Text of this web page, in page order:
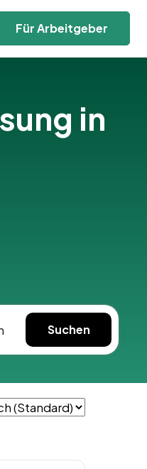
Für Arbeitgeber
in
Suchen